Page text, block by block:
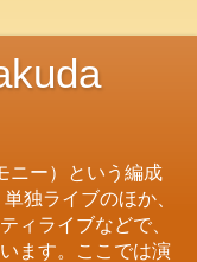
ニー）という編成
独ライブのほか、
ィライブなどで、
ます。ここでは演